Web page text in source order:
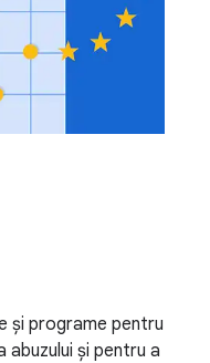
și programe pentru
și pentru a